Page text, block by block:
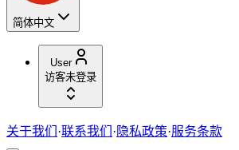
简体中文
User
访客未登录
关于我们 ·联系我们 · 隐私政策·服务条款